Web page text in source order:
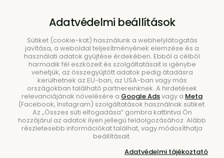
Keresés
Adatvédelmi beállítások
Sütiket (cookie-kat) használunk a webhelylátogatás
javítása, a weboldal teljesítményének elemzése és a
használati adatok gyűjtése érdekében. Ebből a célból
harmadik fél eszközeit és szolgáltatásait is igénybe
vehetjük, az összegyűjtött adatok pedig átadásra
kerülhetnek az EU-ban, az USA-ban vagy más
országokban található partnereinknek. A hirdetések
relevanciájának növelésére a Google Adsvagy a Meta
(Facebook, Instagram) szolgáltatások használnak sütiket.
Az „Összes süti elfogadása” gombra kattintva Ön
hozzájárul az adatok ilyen jellegű feldolgozásához. Alább
részletesebb információkat találhat, vagy módosíthatja
beállításait.
Adatvédelmi tájékoztató